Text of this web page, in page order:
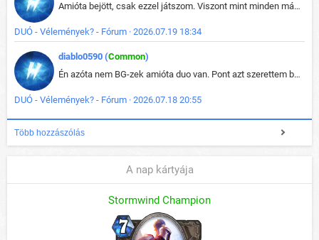
Amióta bejött, csak ezzel játszom. Viszont mint minden más - akár az alapjáték is, ez is baromira összetett lett. Néha már pár kör után is esélytelen az egész. Vagy irreállisan túltápol valaki, vagy lelép a partner, vagy csak hülye mint a segg. És amikor eljönne az én időm, na akkor jön el mindenki másé is. Engem jobban érdekelne, hogy ki milyen ratingen szokott játszani. Na ez lenne egy érdekes adat.
DUÓ - Vélemények? - Fórum · 2026.07.19 18:34
diablo0590 (Common)
Én azóta nem BG-zek amióta duo van. Pont azt szerettem benne, hogy rajtam múlik mi történik, nem pedig a társamon. Kérem vissza a régi BG-t :D
DUÓ - Vélemények? - Fórum · 2026.07.18 20:55
Több hozzászólás
A nap kártyája
Stormwind Champion